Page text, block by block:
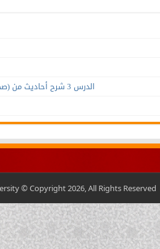
الدرس 3 شرح أحاديث من (صحيح مسلم): كتاب الإيمان 1
© Copyright 2026, All Rights Reserved